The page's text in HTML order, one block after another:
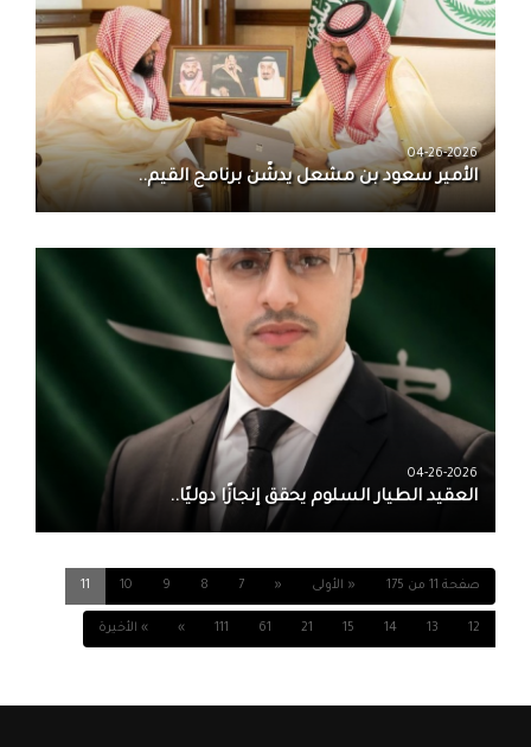
04-26-2026
الأمير سعود بن مشعل يدشّن برنامج القيم..
04-26-2026
العقيد الطيار السلوم يحقق إنجازًا دوليًا..
صفحة 11 من 175 « الأولى «
7
8
9
10
11
12
13
14
15
21
61
111
» » الأخيرة